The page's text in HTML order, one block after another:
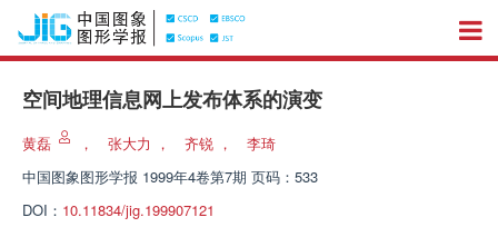
空间地理信息网上发布体系的演变
黄磊 ， 张大力 ， 齐锐 ，
李琦
中国图象图形学报 1999年4卷第7期 页码：533
DOI： 10.11834/jig.199907121